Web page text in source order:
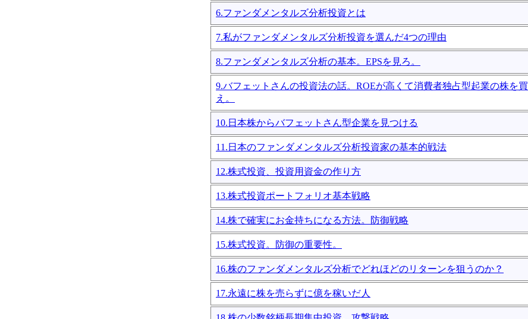
6.ファンダメンタルズ分析投資とは
7.私がファンダメンタルズ分析投資を選んだ4つの理由
8.ファンダメンタルズ分析の基本。EPSを見ろ。
9.バフェットさんの投資法の話。ROEが高くて消費者独占型起業の株を買
え。
10.日本株からバフェットさん型企業を見つける
11.日本のファンダメンタルズ分析投資家の基本的戦法
12.株式投資、投資用資金の作り方
13.株式投資ポートフォリオ基本戦略
14.株で確実にお金持ちになる方法。防御戦略
15.株式投資。防御の重要性。
16.株のファンダメンタルズ分析でどれほどのリターンを狙うのか？
17.永遠に株を売らずに億を稼いだ人